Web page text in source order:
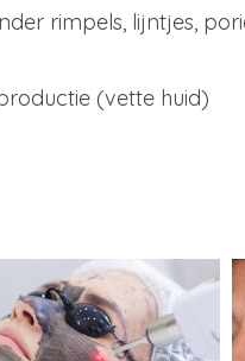
rimpels, lijntjes,
(vette huid)